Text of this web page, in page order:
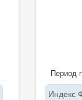
Период
Индекс